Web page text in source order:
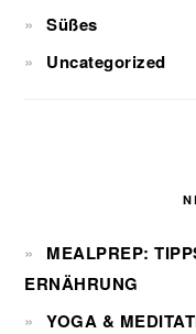
Süßes
Uncategorized
MEALPREP:
ERNÄHRUNG
YOGA &